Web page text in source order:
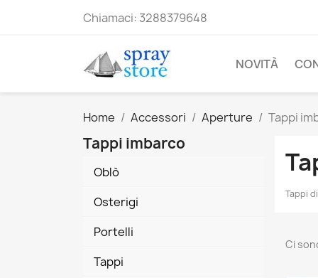
Chiamaci: 3288379648
NOVITÀ
Home Accessori Aperture Tappi
Tappi imbarco
Oblò
Osterigi
Portelli
Tappi
Tappi
Ci